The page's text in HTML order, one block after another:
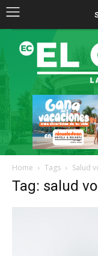
Home Tags Salud
Tag: salud